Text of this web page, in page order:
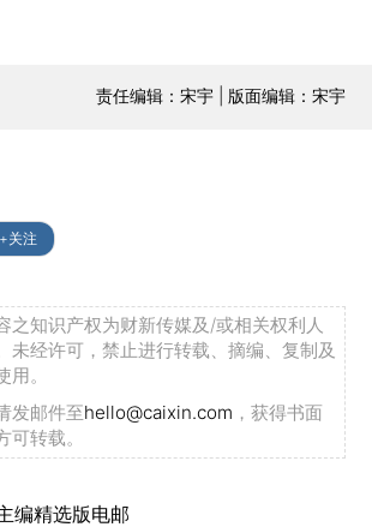
责任编辑：宋宇 | 版面编辑：宋宇
+关注
之知识产权为财新传媒及/或相关权利人
未经许可，禁止进行转载、摘编、复制及
。
发邮件至hello@caixin.com ，获得书面
转载。
编精选版电邮